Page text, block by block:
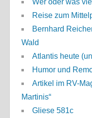
Reise zum
Bernhard
Wald
Atlantis heute
Humor und
Artikel im RV-
Martinis“
Gliese 581c